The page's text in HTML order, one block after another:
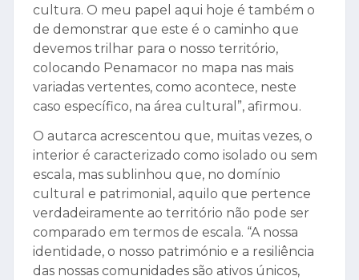
cultura. O meu papel aqui hoje é também o
de demonstrar que este é o caminho que
devemos trilhar para o nosso território,
colocando Penamacor no mapa nas mais
variadas vertentes, como acontece, neste
caso específico, na área cultural”, afirmou.
O autarca acrescentou que, muitas vezes, o
interior é caracterizado como isolado ou sem
escala, mas sublinhou que, no domínio
cultural e patrimonial, aquilo que pertence
verdadeiramente ao território não pode ser
comparado em termos de escala. “A nossa
identidade, o nosso património e a resiliência
das nossas comunidades são ativos únicos,